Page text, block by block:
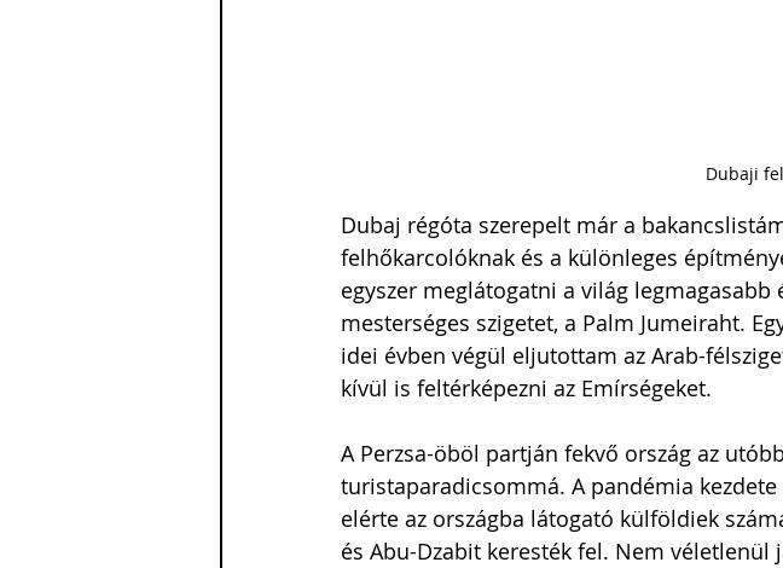
Dubaji
Dubaj régóta szerepelt már a
felhőkarcolóknak és a különleges
egyszer meglátogatni a világ
mesterséges szigetet, a Palm Jumeiraht.
idei évben végül eljutottam az Arab-
kívül is feltérképezni az Emírségeket.
A Perzsa-öböl partján fekvő ország az
turistaparadicsommá. A pandémia
elérte az országba látogató külföldiek
és Abu-Dzabit keresték fel. Nem véletlenül